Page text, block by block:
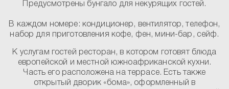
Предусмотрены бунгало для некурящих гостей.
В каждом номере: кондиционер, вентилятор, телефон,
набор для приготовления кофе, фен, мини-бар, сейф.
К услугам гостей ресторан, в котором готовят блюда
европейской и местной южноафриканской кухни.
Часть его расположена на террасе. Есть также
открытый дворик «бома», оформленный в